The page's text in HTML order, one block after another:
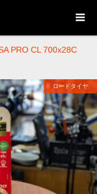
PRO CL 700x28C
ロードタイヤ